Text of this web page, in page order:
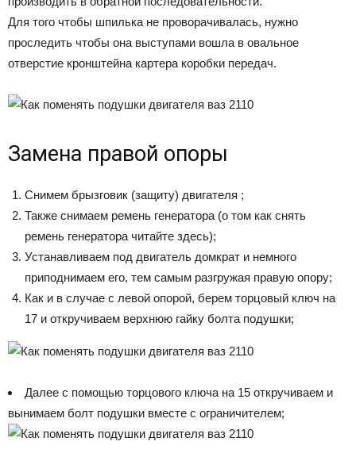
Для того чтобы шпилька не проворачивалась, нужно
проследить чтобы она выступами вошла в овальное
отверстие кронштейна картера коробки передач.
Замена правой опоры
Снимем брызговик (защиту) двигателя ;
Также снимаем ремень генератора (о том как снять
ремень генератора читайте здесь);
Устанавливаем под двигатель домкрат и немного
приподнимаем его, тем самым разгружая правую опору;
Как и в случае с левой опорой, берем торцовый ключ на
17 и откручиваем верхнюю гайку болта подушки;
Далее с помощью торцового ключа на 15 откручиваем и
вынимаем болт подушки вместе с ограничителем;